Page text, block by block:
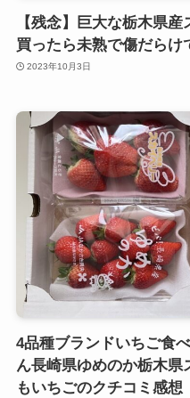
【残念】巨大な栃木県
買ったら未熟で傷だらけ
2023年10月3日
4品種ブランドいちご食
ん長崎県ゆめのか栃木県
もいちごのクチコミ感想